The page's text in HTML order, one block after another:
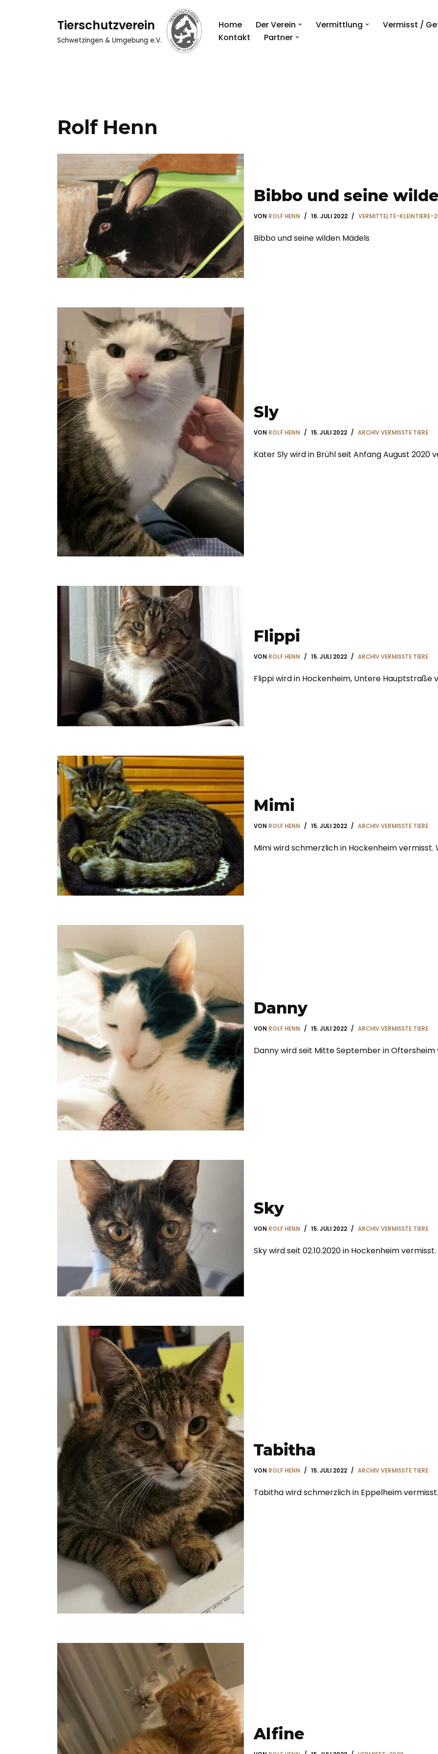
Tierschutzverein
Schwetzingen & Umgebung e.V.
Home Der Verein Vermittlung Vermisst /
Kontakt
Partner
Rolf Henn
Bibbo und seine
VON ROLF HENN 16. JULI 2022 VERMITTELTE-KLEINTIERE-
Bibbo und seine wilden Mädels
Sly
VON ROLF HENN 15. JULI 2022 ARCHIV VERMISSTE TIERE
Kater Sly wird in Brühl seit Anfang August 2020
Flippi
VON ROLF HENN 15. JULI 2022 ARCHIV VERMISSTE TIERE
Flippi wird in Hockenheim, Untere Hauptstraße
Mimi
VON ROLF HENN 15. JULI 2022 ARCHIV VERMISSTE TIERE
Mimi wird schmerzlich in Hockenheim vermisst.
Danny
VON ROLF HENN 15. JULI 2022 ARCHIV VERMISSTE TIERE
Danny wird seit Mitte September in
Sky
VON ROLF HENN 15. JULI 2022 ARCHIV VERMISSTE TIERE
Sky wird seit 02.10.2020 in Hockenheim vermisst.
Tabitha
VON ROLF HENN 15. JULI 2022 ARCHIV VERMISSTE TIERE
Tabitha wird schmerzlich in Eppelheim
Alfine